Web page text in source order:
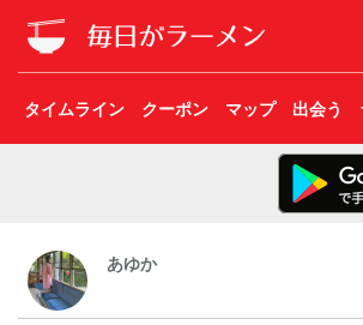
タイムライン クーポン マップ 出会う
あゆか